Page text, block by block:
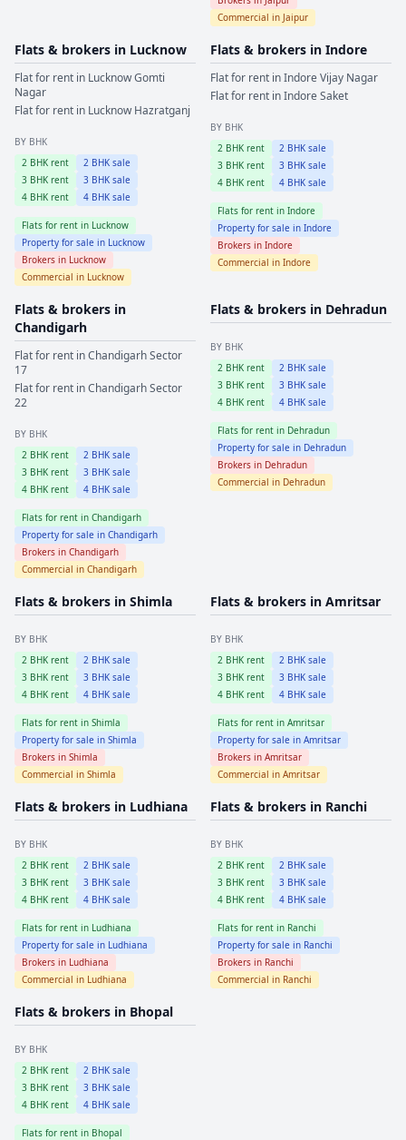
Commercial in Jaipur
Flats & brokers in Lucknow
Flat for rent in LucknowGomti
Nagar
Flat for rent in Lucknow Hazratganj
BY BHK
2 BHK rent 2 BHK sale
3 BHK rent 3 BHK sale
4 BHK rent 4 BHK sale
Flats for rent in Lucknow
Property for sale in Lucknow
Brokers in Lucknow
Commercial in Lucknow
Flats & brokers in Indore
Flat for rent inIndoreVijay Nagar
Flat for rent inIndoreSaket
BY BHK
2 BHK rent 2 BHK sale
3 BHK rent 3 BHK sale
4 BHK rent 4 BHK sale
Flats for rent in Indore
Property for sale in Indore
Brokers in Indore
Commercial in Indore
Flats & brokers in
Chandigarh
Flat for rent inChandigarhSector
17
Flat for rent inChandigarhSector
22
BY BHK
2 BHK rent 2 BHK sale
3 BHK rent 3 BHK sale
4 BHK rent 4 BHK sale
Flats for rent in Chandigarh
Property for sale in Chandigarh
Brokers in Chandigarh
Commercial in Chandigarh
Flats & brokers in Dehradun
BY BHK
2 BHK rent 2 BHK sale
3 BHK rent 3 BHK sale
4 BHK rent 4 BHK sale
Flats for rent in Dehradun
Property for sale in Dehradun
Brokers in Dehradun
Commercial in Dehradun
Flats & brokers in Shimla
BY BHK
2 BHK rent 2 BHK sale
3 BHK rent 3 BHK sale
4 BHK rent 4 BHK sale
Flats for rent in Shimla
Property for sale in Shimla
Brokers in Shimla
Commercial in Shimla
Flats & brokers in Amritsar
BY BHK
2 BHK rent 2 BHK sale
3 BHK rent 3 BHK sale
4 BHK rent 4 BHK sale
Flats for rent in Amritsar
Property for sale in Amritsar
Brokers in Amritsar
Commercial in Amritsar
Flats & brokers in Ludhiana
BY BHK
2 BHK rent 2 BHK sale
3 BHK rent 3 BHK sale
4 BHK rent 4 BHK sale
Flats for rent in Ludhiana
Property for sale in Ludhiana
Brokers in Ludhiana
Commercial in Ludhiana
Flats & brokers in Ranchi
BY BHK
2 BHK rent 2 BHK sale
3 BHK rent 3 BHK sale
4 BHK rent 4 BHK sale
Flats for rent in Ranchi
Property for sale in Ranchi
Brokers in Ranchi
Commercial in Ranchi
Flats & brokers in Bhopal
BY BHK
2 BHK rent 2 BHK sale
3 BHK rent 3 BHK sale
4 BHK rent 4 BHK sale
Flats for rent in Bhopal